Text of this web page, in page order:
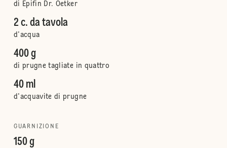
di Epifin Dr. Oetker
2 c. da tavola
d’acqua
400 g
di prugne tagliate in quattro
40 ml
d'acquavite di prugne
GUARNIZIONE
150 g